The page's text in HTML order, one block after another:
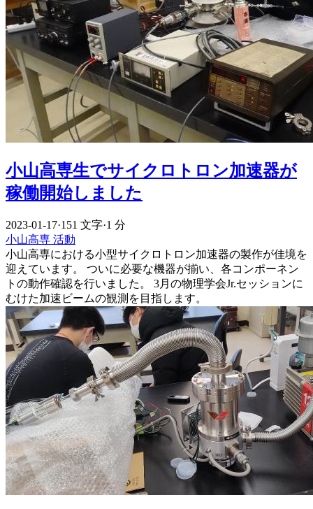
小山高専生でサイクロトロン加速器が
稼働開始しました
2023-01-17·151 文字·1 分
小山高専 活動
小山高専における小型サイクロトロン加速器の製作が佳境を
迎えています。 ついに必要な機器が揃い、各コンポーネン
トの動作確認を行いました。 3月の物理学会Jr.セッションに
むけた加速ビームの観測を目指します。